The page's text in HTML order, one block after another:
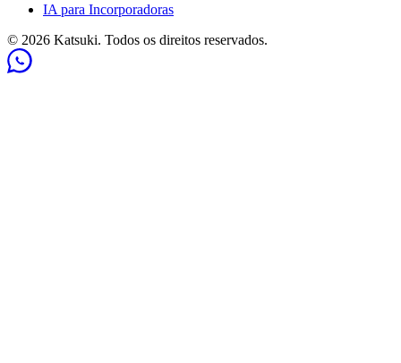
IA para Incorporadoras
© 2026 Katsuki. Todos os direitos reservados.